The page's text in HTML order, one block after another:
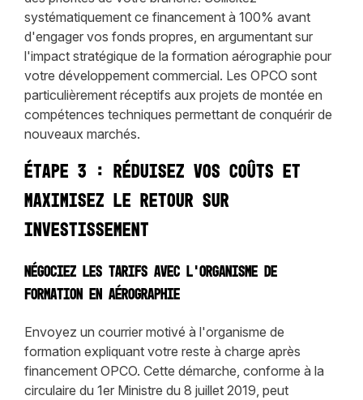
systématiquement ce financement à 100% avant
d'engager vos fonds propres, en argumentant sur
l'impact stratégique de la formation aérographie pour
votre développement commercial. Les OPCO sont
particulièrement réceptifs aux projets de montée en
compétences techniques permettant de conquérir de
nouveaux marchés.
Étape 3 : Réduisez vos coûts et
maximisez le retour sur
investissement
Négociez les tarifs avec l'organisme de
formation en aérographie
Envoyez un courrier motivé à l'organisme de
formation expliquant votre reste à charge après
financement OPCO. Cette démarche, conforme à la
circulaire du 1er Ministre du 8 juillet 2019, peut